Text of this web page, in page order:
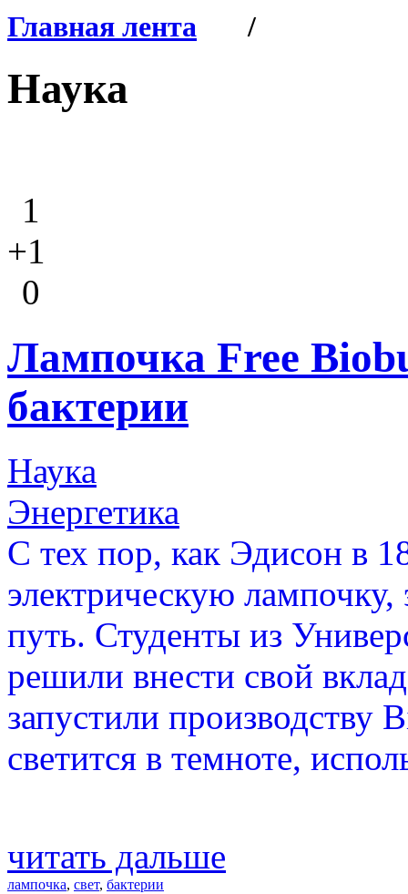
Главная лента /
Наука
1
+1
0
Лампочка Free
бактерии
Наука
Энергетика
С тех пор, как Эдисон в
электрическую
путь. Студенты из
решили внести свой
запустили производству
светится в темноте,
читать дальше
лампочка, свет, бактерии